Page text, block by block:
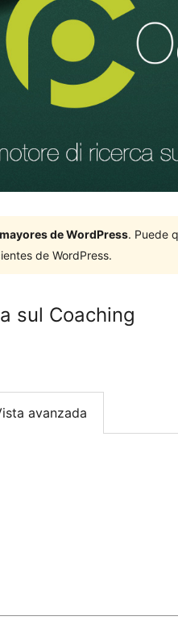
de WordPress. Puede
de WordPress.
sul Coaching
avanzada